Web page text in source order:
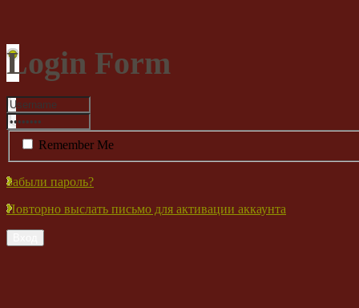
Login Form
Remember Me
Забыли пароль?
Повторно выслать письмо для активации аккаунта